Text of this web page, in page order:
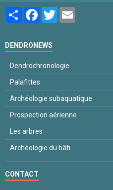
PartagerFacebookTwitter
DENDRONEWS
Dendrochronologie
Palafittes
Archéologie subaquatique
Prospection aérienne
Les arbres
Archéologie du bâti
CONTACT